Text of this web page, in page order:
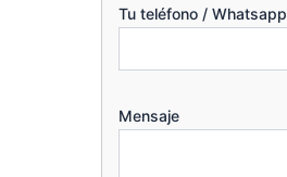
Tu teléfono / Whatsapp
Mensaje